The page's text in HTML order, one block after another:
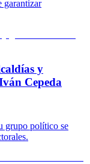
garantizar
y
Cepeda
grupo político se